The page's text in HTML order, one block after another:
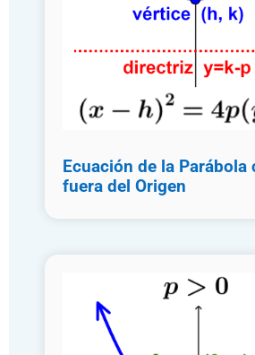
Ecuación de la Parábola
fuera del Origen